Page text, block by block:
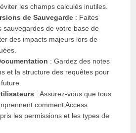
les champs calculés inutiles.
de Sauvegarde : Faites
sauvegardes de votre base de
des impacts majeurs lors de
: Gardez des notes
et la structure des requêtes pour
: Assurez-vous que tous
comment Access
les permissions et les types de